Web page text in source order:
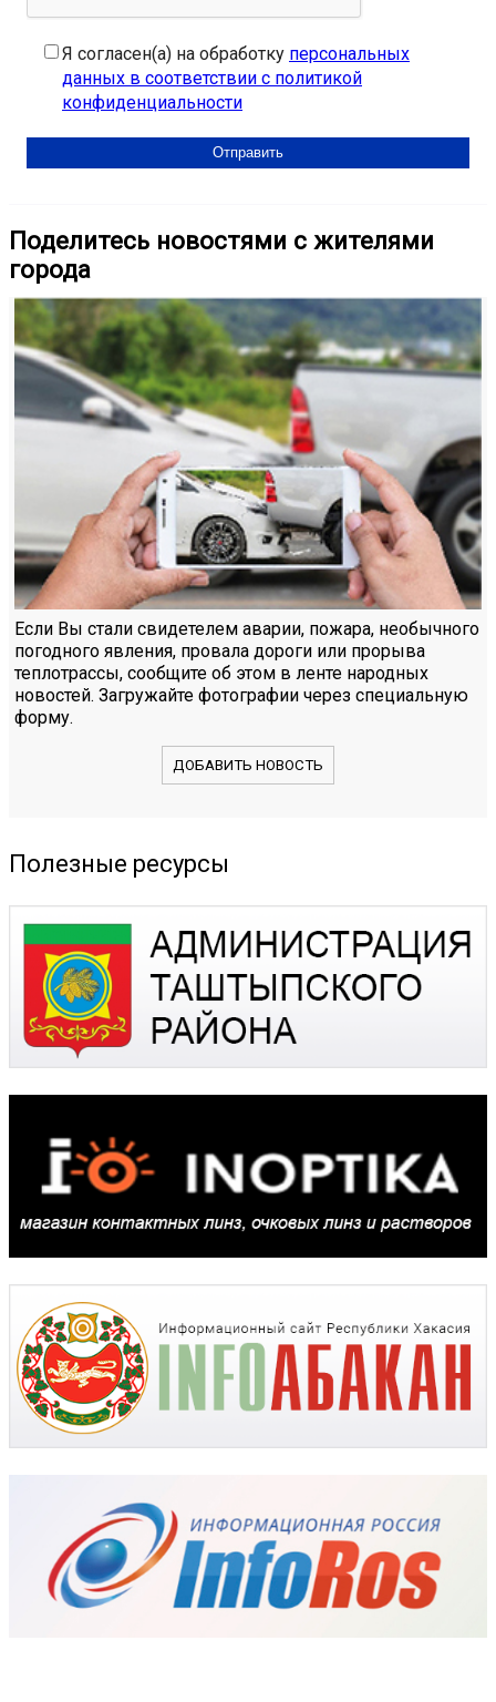
Я согласен(а) на обработку персональных
данных в соответствии с политикой
конфиденциальности
Поделитесь новостями с жителями
города
Если Вы стали свидетелем аварии, пожара, необычного
погодного явления, провала дороги или прорыва
теплотрассы, сообщите об этом в ленте народных
новостей. Загружайте фотографии через специальную
форму.
ДОБАВИТЬ НОВОСТЬ
Полезные ресурсы